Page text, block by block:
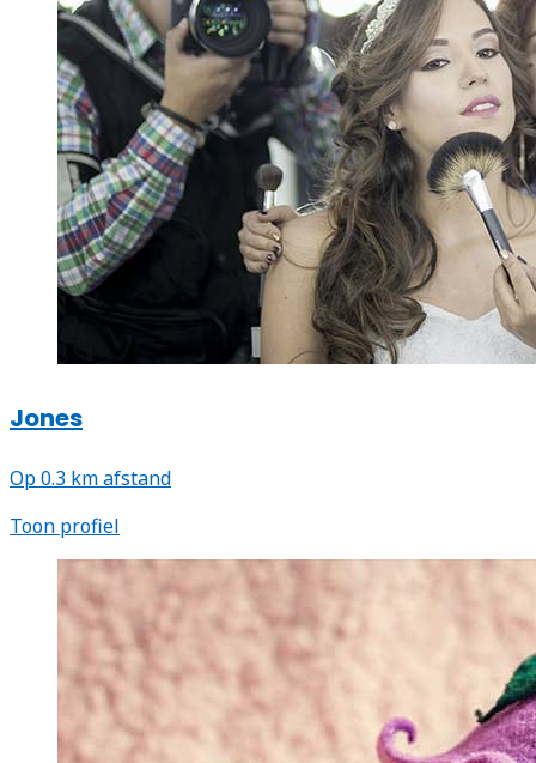
Jones
Op 0.3 km afstand
Toon profiel